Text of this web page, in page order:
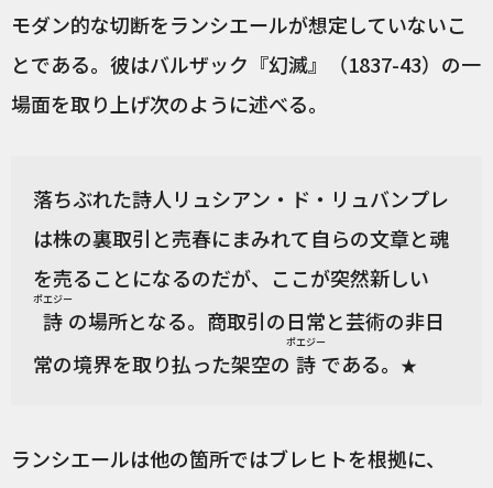
モダン的な切断をランシエールが想定していないこ
とである。彼はバルザック『幻滅』（1837-43）の一
場面を取り上げ次のように述べる。
落ちぶれた詩人リュシアン・ド・リュバンプレ
は株の裏取引と売春にまみれて自らの文章と魂
を売ることになるのだが、ここが突然新しい
詩
ポエジー
の場所となる。商取引の日常と芸術の非日
常の境界を取り払った架空の 詩
ポエジー
である。 ★
ランシエールは他の箇所ではブレヒトを根拠に、